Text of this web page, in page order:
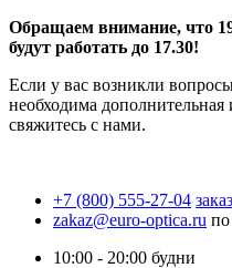
Обращаем внимание, что
будут работать до 17.30!
Если у вас возникли
необходима
свяжитесь с нами.
+7 (800) 555-27-04
zakaz@euro-optica.ru
10:00 - 20:00 будни